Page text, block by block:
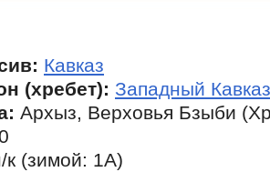
Кавказ
(хребет): Западный Кавказ
Архыз, Верховья Бзыби
к (зимой: 1А)